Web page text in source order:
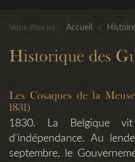
Vous êtes ici : Accueil » Histoire
Historique des
Les Cosaques de la
1831)
1830. La Belgique
d'indépendance. Au
septembre, le